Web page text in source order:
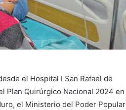
el Hospital I San Rafael de
Plan Quirúrgico Nacional 2024 en
el Ministerio del Poder Popular